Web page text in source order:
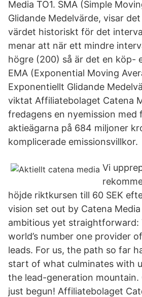
Media TO1. SMA (Simple
Glidande Medelvärde, visar
värdet historiskt för det
menar att när ett mindre
högre (200) så är det en köp-
EMA (Exponential Moving
Exponentiellt Glidande
viktat Affiliatebolaget Catena
fredagens en nyemission
aktieägarna på 684 miljoner
komplicerade emissionsvillkor.
Vi
höjde riktkursen till 60 SEK
vision set out by Catena
ambitious yet straightforward:
world’s number one provider
leads. For us, the path so far
start of what culminates with
the lead-generation mountain.
just begun! Affiliatebolaget